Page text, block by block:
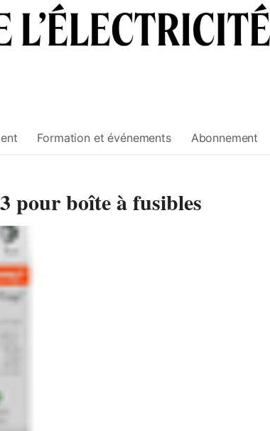
Formation et événements Abonnement
pour boîte à fusibles